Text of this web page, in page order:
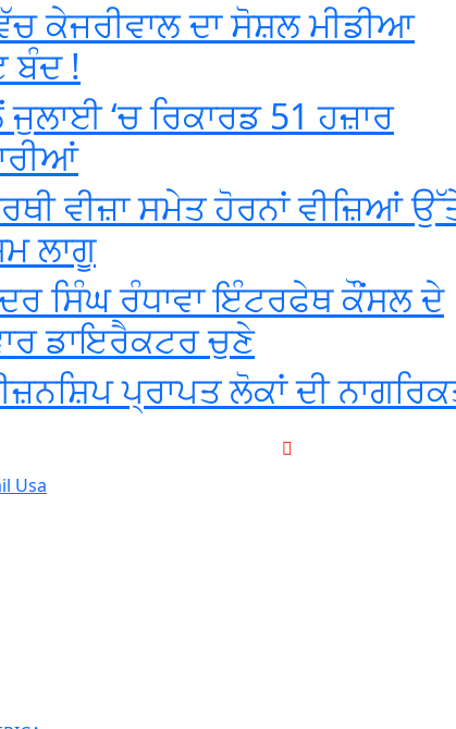
ਕੇਜਰੀਵਾਲ ਦਾ ਸੋਸ਼ਲ ਮੀਡੀਆ
ਬੰਦ !
ਜੁਲਾਈ ‘ਚ ਰਿਕਾਰਡ 51 ਹਜ਼ਾਰ
ਵੀਜ਼ਾ ਸਮੇਤ ਹੋਰਨਾਂ ਵੀਜ਼ਿਆਂ
ਲਾਗੂ
ਸਿੰਘ ਰੰਧਾਵਾ ਇੰਟਰਫੇਥ ਕੌਂਸਲ ਦੇ
ਡਾਇਰੈਕਟਰ ਚੁਣੇ
ਪ੍ਰਾਪਤ ਲੋਕਾਂ ਦੀ